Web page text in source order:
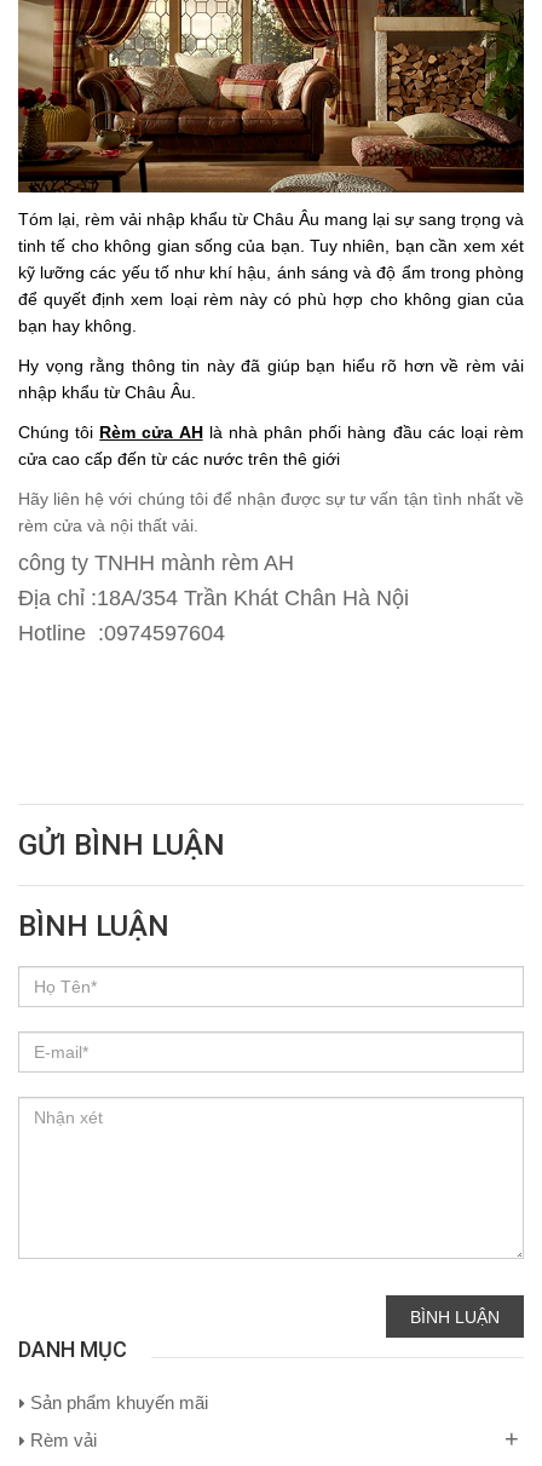
Tóm lại, rèm vải nhập khẩu từ Châu Âu mang lại sự sang trọng và
tinh tế cho không gian sống của bạn. Tuy nhiên, bạn cần xem xét
kỹ lưỡng các yếu tố như khí hậu, ánh sáng và độ ẩm trong phòng
để quyết định xem loại rèm này có phù hợp cho không gian của
bạn hay không.
Hy vọng rằng thông tin này đã giúp bạn hiểu rõ hơn về rèm vải
nhập khẩu từ Châu Âu.
Chúng tôi Rèm cửa AHlà nhà phân phối hàng đầu các loại rèm
cửa cao cấp đến từ các nước trên thê giới
Hãy liên hệ với chúng tôi để nhận được sự tư vấn tận tình nhất về
rèm cửa và nội thất vải.
công ty TNHH mành rèm AH
Địa chỉ :18A/354 Trần Khát Chân Hà Nội
Hotline :0974597604
GỬI BÌNH LUẬN
BÌNH LUẬN
BÌNH LUẬN
DANH MỤC
Sản phẩm khuyến mãi
Rèm vải
+